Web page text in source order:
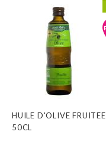
HUILE D'OLIVE FRUITEE
50CL